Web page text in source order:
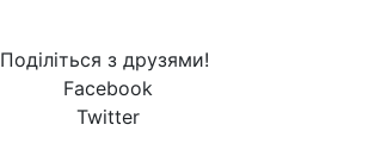
Поділіться з друзями!
Facebook
Twitter